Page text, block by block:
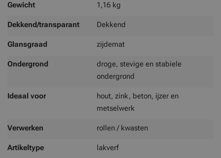
Gewicht 1,16 kg
Dekkend/transparant Dekkend
Glansgraad zijdemat
Ondergrond
droge, stevige en stabiele
ondergrond
Ideaal voor
hout, zink, beton, ijzer en
metselwerk
Verwerken rollen / kwasten
Artikeltype lakverf